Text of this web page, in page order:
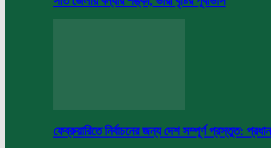
ফেব্রুয়ারিতে নির্বাচনের জন্য দেশ সম্পূর্ণ প্রস্তুত: প্রধান